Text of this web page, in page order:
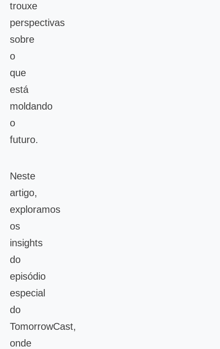
trouxe
perspectivas
sobre
o
que
está
moldando
o
futuro.
Neste
artigo,
exploramos
os
insights
do
episódio
especial
do
TomorrowCast,
onde